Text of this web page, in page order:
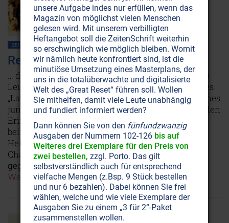
ZEITENSCHRIFT NR. 72, S.52 TOD • REINKARNATION
Reinkarnation: Lawrence of Arabia
… denn öfter als nicht kehren sie als ganz normale
Leute auf die Erde zurück. Beim Anblick des Filmes
„Lawrence von Arabien“ geschah es – die Seele eines
jungen Mannes von heute wurde von aufwühlenden
Erinnerungen erschüttert. Lesen Sie hier vom
beinahe unglaublichen Leben eines der größten
Helden des 20. Jahrhunderts – und welche
Charakterähnlichkeiten er mit in sein
gegenwärtiges Erdenleben gebracht hat.
Weiterlesen...
unsere Aufgabe indes nur erfüllen, wenn das
Magazin von möglichst vielen Menschen
gelesen wird. Mit unserem verbilligten
Heftangebot soll die ZeitenSchrift weiterhin
so erschwinglich wie möglich bleiben. Womit
wir nämlich heute konfrontiert sind, ist die
minutiöse Umsetzung eines Masterplans, der
uns in die totalüberwachte und digitalisierte
Welt des „Great Reset“ führen soll. Wollen
Sie mithelfen, damit viele Leute unabhängig
und fundiert informiert werden?
Dann können Sie von den fünfundzwanzig
Ausgaben der Nummern 102-126 bis auf
Weiteres drei Exemplare für den Preis von
zwei bestellen, zzgl. Porto. Das gilt
selbstverständlich auch für entsprechend
vielfache Mengen (z.Bsp. 9 Stück bestellen
und nur 6 bezahlen). Dabei können Sie frei
wählen, welche und wie viele Exemplare der
Ausgaben Sie zu einem „3 für 2“-Paket
zusammenstellen wollen.